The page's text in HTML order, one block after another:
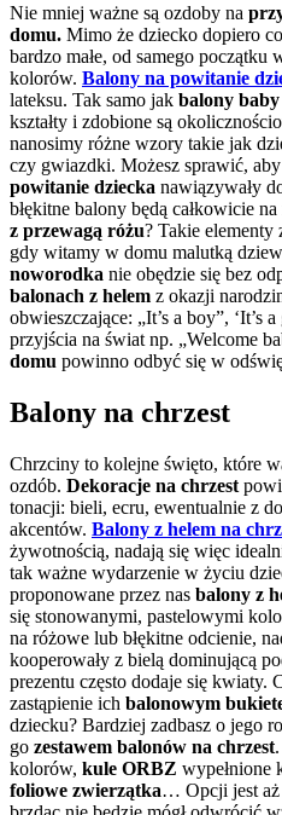
Nie mniej ważne są ozdoby na
domu. Mimo że dziecko dopiero
bardzo małe, od samego początku
kolorów. Balony na powitanie
lateksu. Tak samo jak balony
kształty i zdobione są
nanosimy różne wzory takie jak
czy gwiazdki. Możesz sprawić, aby
powitanie dziecka nawiązywały
błękitne balony będą całkowicie
z przewagą różu? Takie
gdy witamy w domu malutką
noworodka nie obędzie się bez
balonach z helem z okazji
obwieszczające: „It’s a boy”, ‘It’s
przyjścia na świat np. „Welcome
domu powinno odbyć się w
Balony na chrzest
Chrzciny to kolejne święto, które
ozdób. Dekoracje na chrzest
tonacji: bieli, ecru, ewentualnie z
akcentów. Balony z helem na
żywotnością, nadają się więc
tak ważne wydarzenie w życiu
proponowane przez nas balony z
się stonowanymi, pastelowymi
na różowe lub błękitne odcienie,
kooperowały z bielą dominującą
prezentu często dodaje się kwiaty.
zastąpienie ich balonowym
dziecku? Bardziej zadbasz o jego
go zestawem balonów na chrzest
kolorów, kule ORBZ wypełnione
foliowe zwierzątka… Opcji jest aż